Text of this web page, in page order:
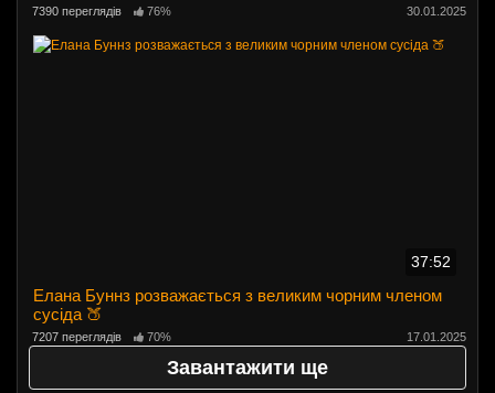
7390 переглядів 76% 30.01.2025
37:52
Елана Буннз розважається з великим чорним членом
сусіда 🍑
7207 переглядів 70% 17.01.2025
Завантажити ще